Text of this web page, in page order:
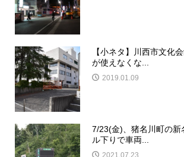
【小ネタ】川西市文化
が使えなくな...
2019.01.09
7/23(金)、猪名川町の新
ル下りで車両...